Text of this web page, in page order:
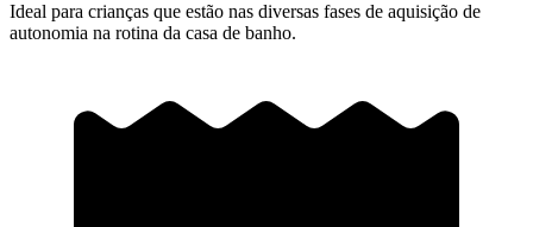
Ideal para crianças que estão nas diversas fases de aquisição de
autonomia na rotina da casa de banho.